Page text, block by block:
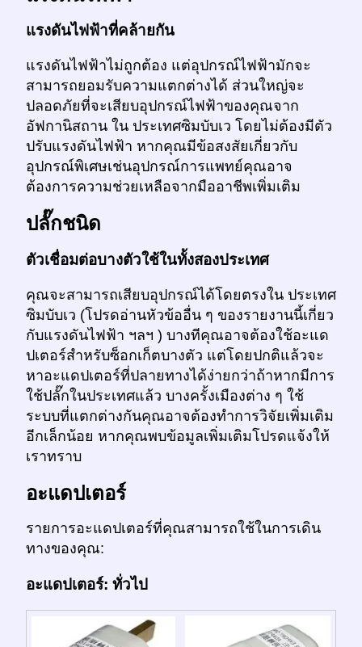
แรงดันไฟฟ้าที่คล้ายกัน
แรงดันไฟฟ้าไม่ถูกต้อง แต่อุปกรณ์ไฟฟ้ามักจะ
สามารถยอมรับความแตกต่างได้ ส่วนใหญ่จะ
ปลอดภัยที่จะเสียบอุปกรณ์ไฟฟ้าของคุณจาก
อัฟกานิสถาน ใน ประเทศซิมบับเว โดยไม่ต้องมีตัว
ปรับแรงดันไฟฟ้า หากคุณมีข้อสงสัยเกี่ยวกับ
อุปกรณ์พิเศษเช่นอุปกรณ์การแพทย์คุณอาจ
ต้องการความช่วยเหลือจากมืออาชีพเพิ่มเติม
ปลั๊กชนิด
ตัวเชื่อมต่อบางตัวใช้ในทั้งสองประเทศ
คุณจะสามารถเสียบอุปกรณ์ได้โดยตรงใน ประเทศ
ซิมบับเว (โปรดอ่านหัวข้ออื่น ๆ ของรายงานนี้เกี่ยว
กับแรงดันไฟฟ้า ฯลฯ ) บางทีคุณอาจต้องใช้อะแด
ปเตอร์สำหรับซ็อกเก็ตบางตัว แต่โดยปกติแล้วจะ
หาอะแดปเตอร์ที่ปลายทางได้ง่ายกว่าถ้าหากมีการ
ใช้ปลั๊กในประเทศแล้ว บางครั้งเมืองต่าง ๆ ใช้
ระบบที่แตกต่างกันคุณอาจต้องทำการวิจัยเพิ่มเติม
อีกเล็กน้อย หากคุณพบข้อมูลเพิ่มเติมโปรดแจ้งให้
เราทราบ
อะแดปเตอร์
รายการอะแดปเตอร์ที่คุณสามารถใช้ในการเดิน
ทางของคุณ:
อะแดปเตอร์: ทั่วไป